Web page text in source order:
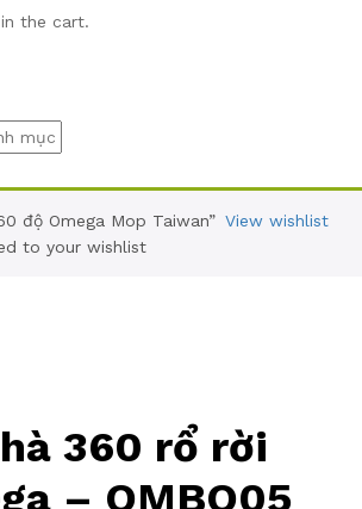
the cart.
View wishlist
độ Omega Mop Taiwan”
to your wishlist
360 rổ rời
– OMBO05